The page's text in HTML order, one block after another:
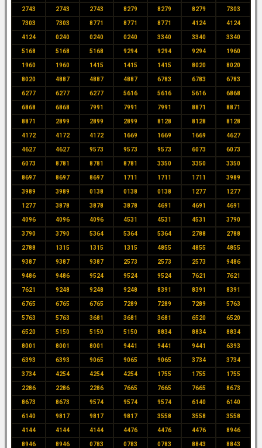
2743 2743 2743 8279 8279 8279 7303
7303 7303 8771 8771 8771 4124 4124
4124 0240 0240 0240 3340 3340 3340
5168 5168 5168 9294 9294 9294 1960
1960 1960 1415 1415 1415 8020 8020
8020 4887 4887 4887 6783 6783 6783
6277 6277 6277 5616 5616 5616 6868
6868 6868 7991 7991 7991 8871 8871
8871 2899 2899 2899 8128 8128 8128
4172 4172 4172 1669 1669 1669 4627
4627 4627 9573 9573 9573 6073 6073
6073 8781 8781 8781 3350 3350 3350
8697 8697 8697 1711 1711 1711 3989
3989 3989 0138 0138 0138 1277 1277
1277 3878 3878 3878 4691 4691 4691
4096 4096 4096 4531 4531 4531 3790
3790 3790 5364 5364 5364 2788 2788
2788 1315 1315 1315 4855 4855 4855
9387 9387 9387 2573 2573 2573 9486
9486 9486 9524 9524 9524 7621 7621
7621 9248 9248 9248 8391 8391 8391
6765 6765 6765 7289 7289 7289 5763
5763 5763 3681 3681 3681 6520 6520
6520 5150 5150 5150 8834 8834 8834
8001 8001 8001 9441 9441 9441 6393
6393 6393 9065 9065 9065 3734 3734
3734 4254 4254 4254 1755 1755 1755
2286 2286 2286 7665 7665 7665 8673
8673 8673 9574 9574 9574 6140 6140
6140 9817 9817 9817 3558 3558 3558
4144 4144 4144 4476 4476 4476 8946
8946 8946 0783 0783 0783 8843 8843